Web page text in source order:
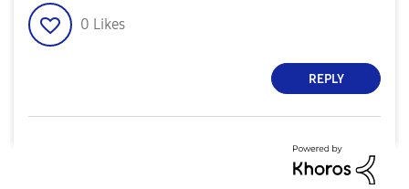
0 Likes
REPLY